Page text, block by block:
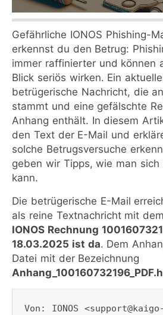
Gefährliche IONOS Phishing-
erkennst du den Betrug:
immer raffinierter und können
Blick seriös wirken. Ein
betrügerische Nachricht, die
stammt und eine gefälschte
Anhang enthält. In diesem
den Text der E-Mail und
solche Betrugsversuche
geben wir Tipps, wie man
kann.
Die betrügerische E-Mail
als reine Textnachricht mit
IONOS Rechnung
18.03.2025 ist da. Dem
Datei mit der Bezeichnung
Von: IONOS